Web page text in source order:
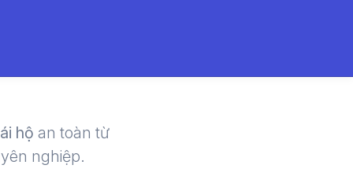
-
hộ an toàn từ
nghiệp.